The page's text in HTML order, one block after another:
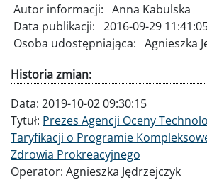
Autor informacji: Anna Kabulska
Data publikacji: 2016-09-29
Osoba udostępniająca: Agnieszka
Historia zmian:
Data: 2019-10-02 09:30:15
Tytuł: Prezes Agencji Oceny
Taryfikacji o Programie
Zdrowia Prokreacyjnego
Operator: Agnieszka Jędrzejczyk